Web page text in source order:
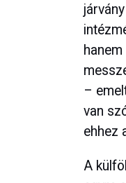
–
van
ehhez
A